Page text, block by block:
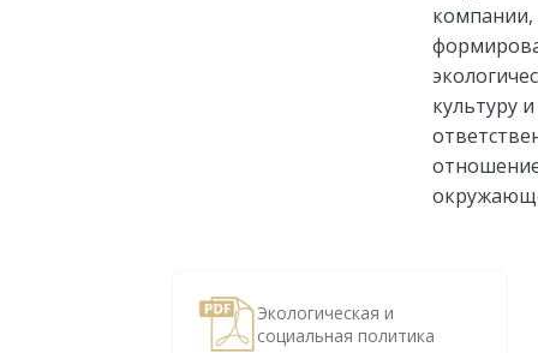
компании,
культуру и
Экологическая и
социальная политика